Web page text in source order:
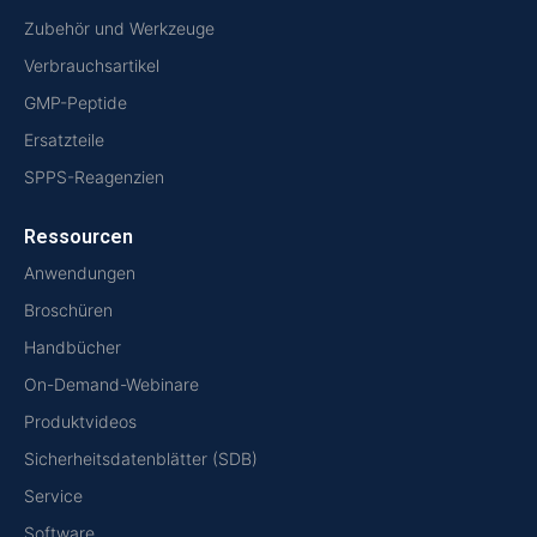
Zubehör und Werkzeuge
Verbrauchsartikel
GMP-Peptide
Ersatzteile
SPPS-Reagenzien
Ressourcen
Anwendungen
Broschüren
Handbücher
On-Demand-Webinare
Produktvideos
Sicherheitsdatenblätter (SDB)
Service
Software